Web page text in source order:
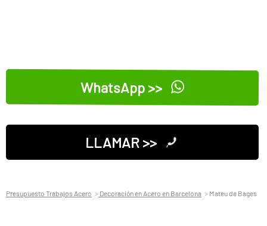
WhatsApp >>
LLAMAR >>
Presupuesto Trabajos Acero Decoración en Acero en Barcelona Mateu de Bages